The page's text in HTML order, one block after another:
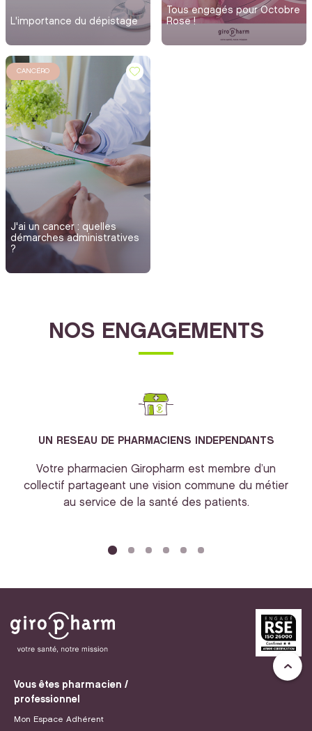
L'importance du dépistage
Tous engagés pour Octobre
Rose !
CANCÉRO
J'ai un cancer : quelles
démarches administratives
?
NOS ENGAGEMENTS
UN RESEAU DE PHARMACIENS INDEPENDANTS
Votre pharmacien Giropharm est membre d’un
collectif partageant une vision commune du métier
au service de la santé des patients.
Vous êtes pharmacien /
professionnel
Mon Espace Adhérent